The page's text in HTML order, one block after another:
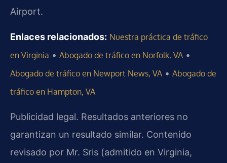
Airport.
Enlaces relacionados: Nuestra práctica de tráfico
en Virginia • Abogado de tráfico en Norfolk, VA •
Abogado de tráfico en Newport News, VA • Abogado de
tráfico en Hampton, VA
Publicidad legal. Resultados anteriores no
garantizan un resultado similar. Contenido
revisado por Mr. Sris (admitido en Virginia,